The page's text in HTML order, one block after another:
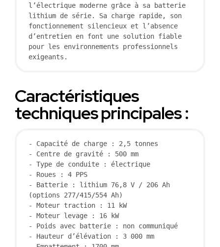
l’électrique moderne grâce à sa batterie
lithium de série. Sa charge rapide, son
fonctionnement silencieux et l’absence
d’entretien en font une solution fiable
pour les environnements professionnels
exigeants.
Caractéristiques
techniques principales :
- Capacité de charge : 2,5 tonnes
- Centre de gravité : 500 mm
- Type de conduite : électrique
- Roues : 4 PPS
- Batterie : lithium 76,8 V / 206 Ah
(options 277/415/554 Ah)
- Moteur traction : 11 kW
- Moteur levage : 16 kW
- Poids avec batterie : non communiqué
- Hauteur d’élévation : 3 000 mm